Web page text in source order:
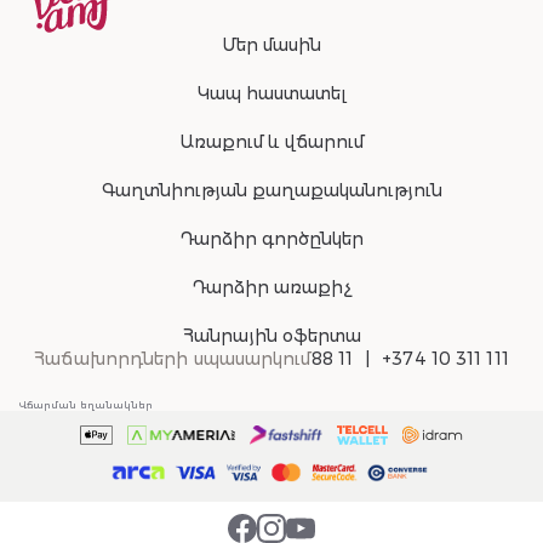
Մեր մասին
Կապ հաստատել
Առաքում և վճարում
Գաղտնիության քաղաքականություն
Դարձիր գործընկեր
Դարձիր առաքիչ
Հանրային օֆերտա
Հաճախորդների սպասարկում88 11 +374 10 311 111
Վճարման եղանակներ